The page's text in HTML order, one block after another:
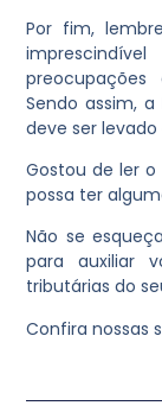
Por fim,
Sendo assim,
deve ser
Gostou de ler
possa ter
Não se
para auxiliar
tributárias do
Confira nossas